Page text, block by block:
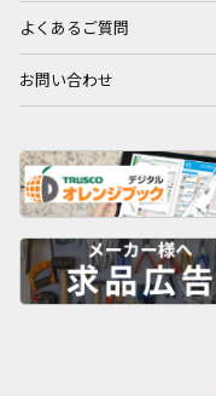
よくあるご質問
お問い合わせ